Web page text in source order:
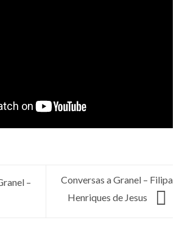
–
Conversas a Granel – Filipa
Henriques de Jesus